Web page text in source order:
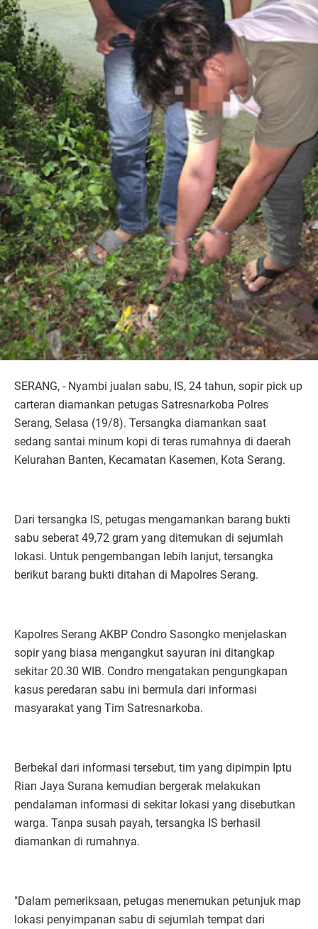
SERANG, - Nyambi jualan sabu, IS, 24 tahun, sopir pick up
carteran diamankan petugas Satresnarkoba Polres
Serang, Selasa (19/8). Tersangka diamankan saat
sedang santai minum kopi di teras rumahnya di daerah
Kelurahan Banten, Kecamatan Kasemen, Kota Serang.
Dari tersangka IS, petugas mengamankan barang bukti
sabu seberat 49,72 gram yang ditemukan di sejumlah
lokasi. Untuk pengembangan lebih lanjut, tersangka
berikut barang bukti ditahan di Mapolres Serang.
Kapolres Serang AKBP Condro Sasongko menjelaskan
sopir yang biasa mengangkut sayuran ini ditangkap
sekitar 20.30 WIB. Condro mengatakan pengungkapan
kasus peredaran sabu ini bermula dari informasi
masyarakat yang Tim Satresnarkoba.
Berbekal dari informasi tersebut, tim yang dipimpin Iptu
Rian Jaya Surana kemudian bergerak melakukan
pendalaman informasi di sekitar lokasi yang disebutkan
warga. Tanpa susah payah, tersangka IS berhasil
diamankan di rumahnya.
"Dalam pemeriksaan, petugas menemukan petunjuk map
lokasi penyimpanan sabu di sejumlah tempat dari